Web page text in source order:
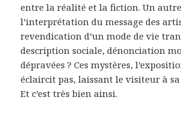
entre la réalité et la fiction. Un
l’interprétation du message des
revendication d’un mode de vie
description sociale, dénonciation
dépravées ? Ces mystères,
éclaircit pas, laissant le visiteur à
Et c’est très bien ainsi.